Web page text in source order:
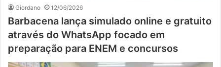
Giordano 12/06/2026
Barbacena lança simulado online e gratuito
através do WhatsApp focado em
preparação para ENEM e concursos